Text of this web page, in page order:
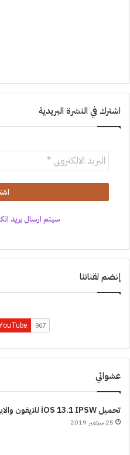
اشترك في النشرة البريدية
سيتم ارسال بريد
إنضم لقناتنا
عشوائي
تحميل iOS 13.1 IPSW للايفون والايبود
25 سبتمبر 2019